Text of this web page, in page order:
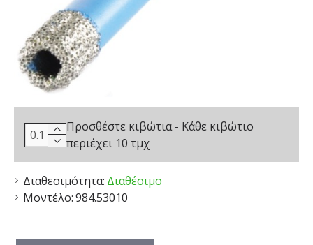
Προσθέστε κιβώτια - Κάθε κιβώτιο
περιέχει 10 τμχ
Διαθεσιμότητα: Διαθέσιμο
Μοντέλο:984.53010